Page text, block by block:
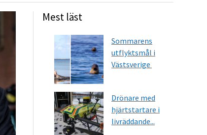
Mest läst
Sommarens
utflyktsmål i
Västsverige
Drönare med
hjärtstartare i
livräddande...